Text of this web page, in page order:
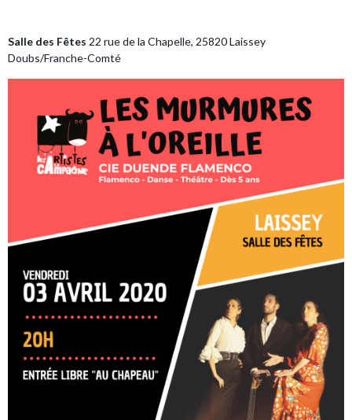
Salle des Fêtes 22 rue de la Chapelle, 25820 Laissey
Doubs/Franche-Comté